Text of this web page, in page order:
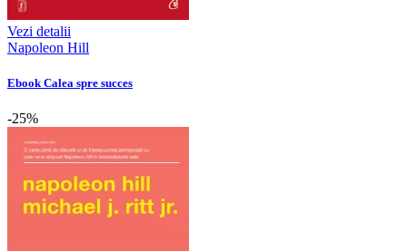
Vezi detalii
Napoleon Hill
Ebook Calea spre succes
-25%